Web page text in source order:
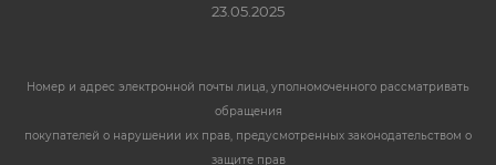
23.05.2025
Номер и адрес электронной почты лица, уполномоченного рассматривать
обращения
покупателей о нарушении их прав, предусмотренных законодательством о
защите прав